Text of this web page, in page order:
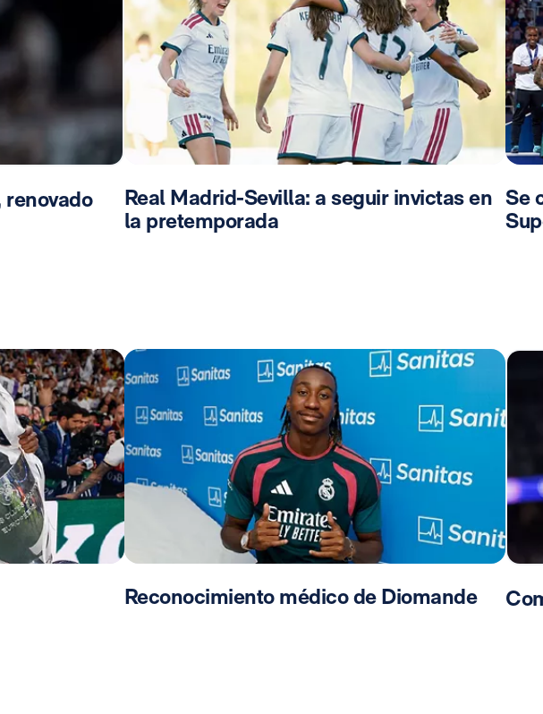
renovado
Real Madrid-Sevilla: a seguir invictas en
la pretemporada
Se
Reconocimiento médico de Diomande